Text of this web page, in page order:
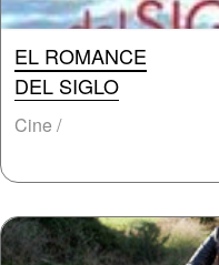
EL ROMANCE
DEL SIGLO
Cine /